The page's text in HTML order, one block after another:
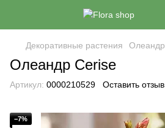
Декоративные растения Олеандр
Олеандр Cerise
Артикул: 0000210529 Оставить отзыв
−7%